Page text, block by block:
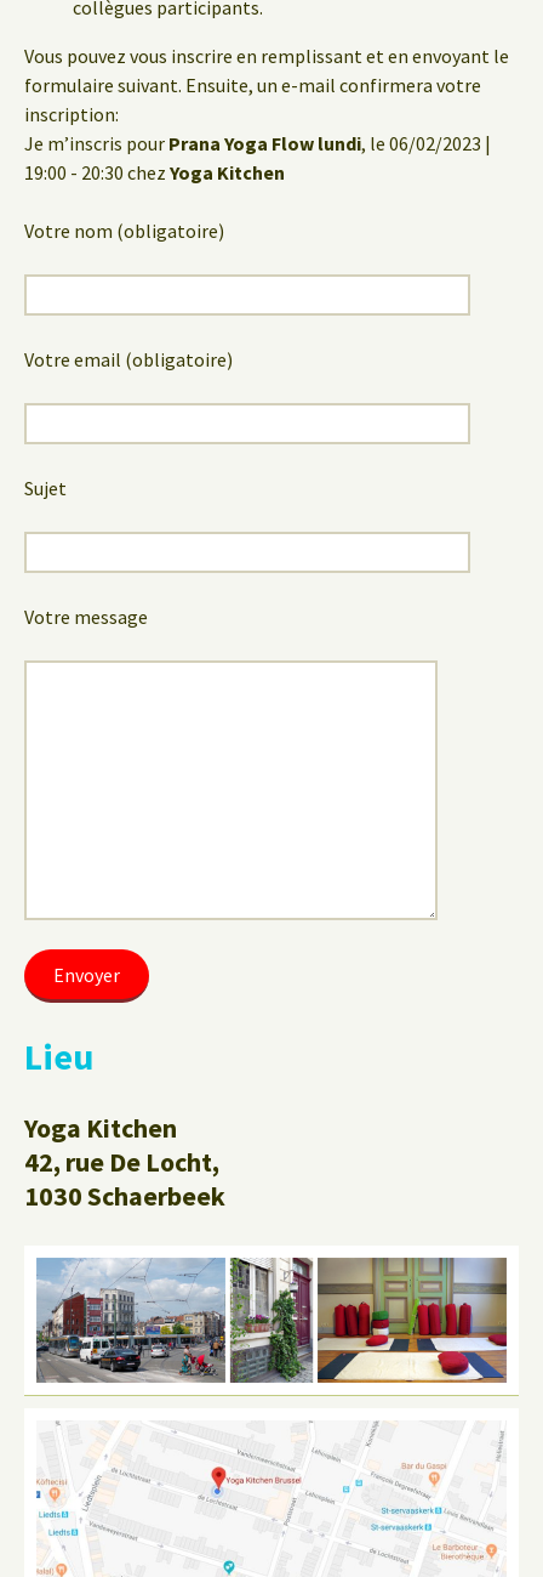
collègues participants.
Vous pouvez vous inscrire en remplissant et en envoyant le
formulaire suivant. Ensuite, un e-mail confirmera votre
inscription:
Je m’inscris pour Prana Yoga Flow lundi, le 06/02/2023 |
19:00 - 20:30 chez Yoga Kitchen
Votre nom (obligatoire)
Votre email (obligatoire)
Sujet
Votre message
Lieu
Yoga Kitchen
42, rue De Locht,
1030 Schaerbeek